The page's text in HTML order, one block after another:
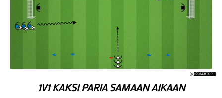
1V1 KAKSI PARIA SAMAAN AIKAAN